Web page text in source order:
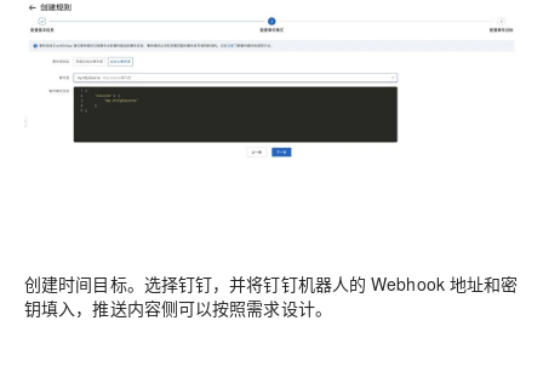
创建时间目标。选择钉钉，并将钉钉机器人的 Webhook 地址和密
钥填入，推送内容侧可以按照需求设计。